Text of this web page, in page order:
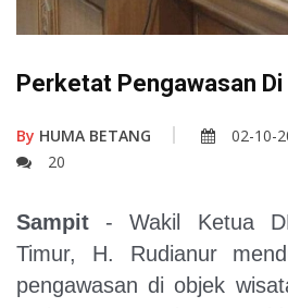
Perketat Pengawasan Di
By HUMA BETANG 02-10-
20
Sampit - Wakil Ketua
Timur, H. Rudianur
pengawasan di objek